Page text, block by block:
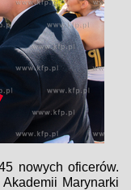
nowych oficerów.
Marynarki